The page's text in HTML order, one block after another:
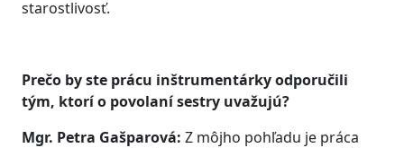
starostlivosť.
Prečo by ste prácu inštrumentárky odporučili
tým, ktorí o povolaní sestry uvažujú?
Mgr. Petra Gašparová: Z môjho pohľadu je práca